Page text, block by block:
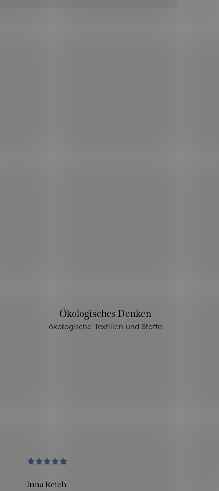
Ökologisches Denken
ökologische Textilien und Stoffe
Inna Reich